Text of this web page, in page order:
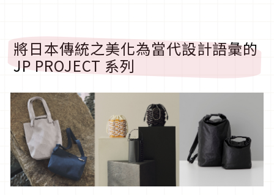
將日本傳統之美化為當代設計語彙的
JP PROJECT 系列